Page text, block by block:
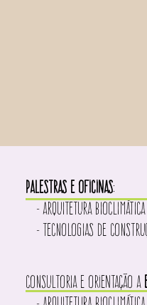
palestras e oficinas:
- ARQUITETURA BIOCLIMÁTICA
- TECNOLOGIAS DE
CONSULTORIA e orientação a